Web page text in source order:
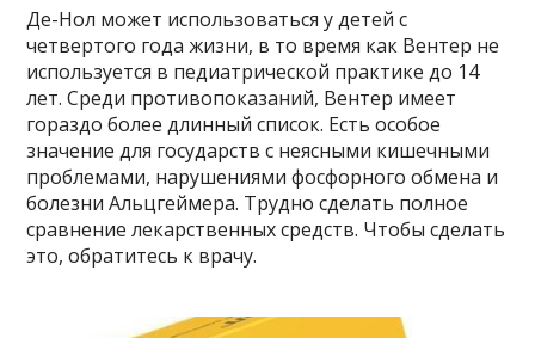
Де-Нол может использоваться у детей с
четвертого года жизни, в то время как Вентер не
используется в педиатрической практике до 14
лет. Среди противопоказаний, Вентер имеет
гораздо более длинный список. Есть особое
значение для государств с неясными кишечными
проблемами, нарушениями фосфорного обмена и
болезни Альцгеймера. Трудно сделать полное
сравнение лекарственных средств. Чтобы сделать
это, обратитесь к врачу.